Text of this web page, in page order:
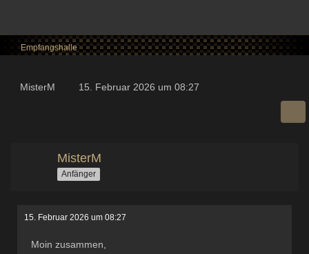
Empfangshalle
MisterM 15. Februar 2026 um 08:27
MisterM
Anfänger
15. Februar 2026 um 08:27
Moin zusammen,